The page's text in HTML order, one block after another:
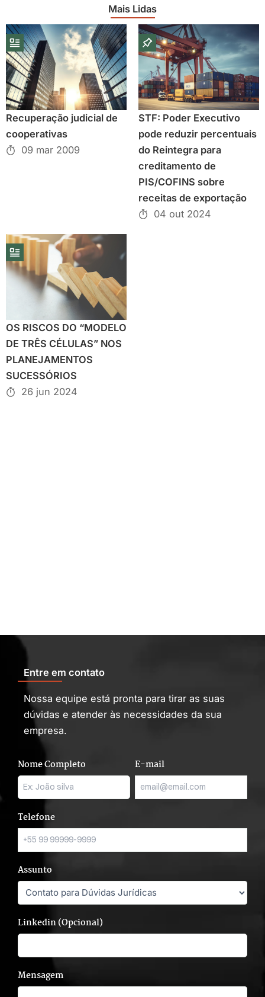
Mais Lidas
Recuperação judicial de
cooperativas
09 mar 2009
STF: Poder Executivo
pode reduzir percentuais
do Reintegra para
creditamento de
PIS/COFINS sobre
receitas de exportação
04 out 2024
OS RISCOS DO “MODELO
DE TRÊS CÉLULAS” NOS
PLANEJAMENTOS
SUCESSÓRIOS
26 jun 2024
Entre em contato
Nossa equipe está pronta para tirar as suas
dúvidas e atender às necessidades da sua
empresa.
Nome Completo E-mail
Telefone
Assunto
Linkedin (Opcional)
Mensagem